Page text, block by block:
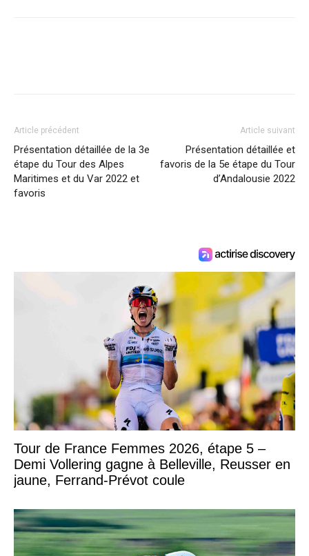
Article précédent
Présentation détaillée de la 3e
étape du Tour des Alpes
Maritimes et du Var 2022 et
favoris
Article suivant
Présentation détaillée et
favoris de la 5e étape du Tour
d’Andalousie 2022
Tour de France Femmes 2026, étape 5 –
Demi Vollering gagne à Belleville, Reusser en
jaune, Ferrand-Prévot coule